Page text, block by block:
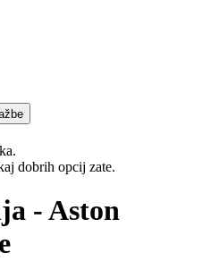
dobrih opcij zate.
- Aston